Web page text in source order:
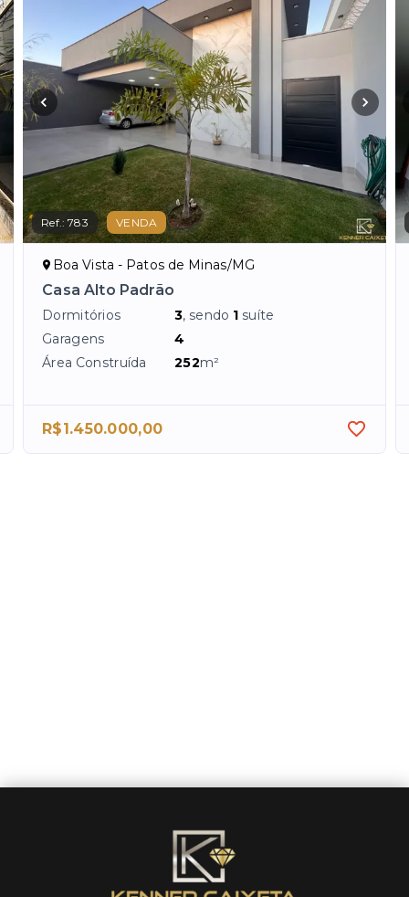
Ref.:783 VENDA
Boa Vista - Patos de Minas/MG
Casa Alto Padrão
Dormitórios 3, sendo 1 suíte
Garagens
4
Área Construída
252m²
R$1.450.000,00